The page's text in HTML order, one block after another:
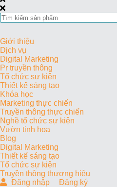
Giới thiệu
Dịch vụ
Digital Marketing
Pr truyền thông
Tổ chức sự kiện
Thiết kế sáng tạo
Khóa học
Marketing thực chiến
Truyền thông thực chiến
Nghề tổ chức sự kiện
Vườn tinh hoa
Blog
Digital Marketing
Thiết kế sáng tạo
Tổ chức sự kiện
Truyền thông thương hiệu
Đăng nhập
Đăng ký